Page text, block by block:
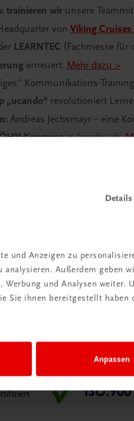
Details
und Anzeigen zu
analysieren. Außerdem geben
Werbung und Analysen
Sie ihnen bereitgestellt
Anpassen
trainieren wir unsere
vonViking
LEARNTEC (Fachmesse für
erneuert. Mehr dazu >
Kommunikations-
„ucando“ revolutioniert
Andreas Jechsmayr – eine
Kongressin Innsbruck.
( Erfolgsstory ) nutzt
NÖ Landesklinikum
Zertifiziert!Mehr dazu >